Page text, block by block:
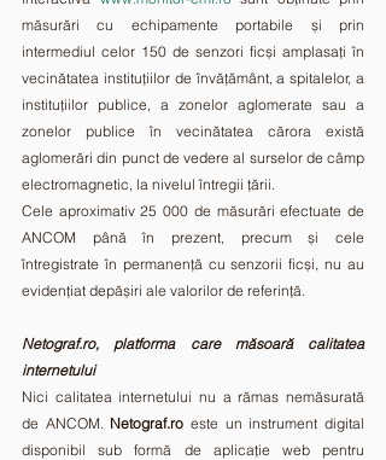
măsurări cu echipamente portabile și prin
intermediul celor 150 de senzori ficși amplasați în
vecinătatea instituțiilor de învățământ, a spitalelor, a
instituțiilor publice, a zonelor aglomerate sau a
zonelor publice în vecinătatea cărora există
aglomerări din punct de vedere al surselor de câmp
electromagnetic, la nivelul întregii țării.
Cele aproximativ 25 000 de măsurări efectuate de
ANCOM până în prezent, precum și cele
întregistrate în permanență cu senzorii ficși, nu au
evidențiat depășiri ale valorilor de referință.
Netograf.ro, platforma care măsoară calitatea
internetului
Nici calitatea internetului nu a rămas nemăsurată
de ANCOM. Netograf.ro este un instrument digital
disponibil sub formă de aplicație web pentru